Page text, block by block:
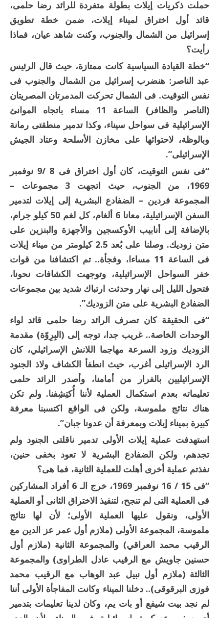
حملت ذكريات إيلات بطولة متفردة للرائد رضا حلمى،
قائد أول اختراق لميناء إيلات، ضمن خطة تطويق
إسرائيل من الشمال والجنوب، وكنت شاهد عيان، فماذا
رأيت؟
“خطة القيادة السياسية كانت ممتازة، حيث قال الرئيس
عبد الناصر: هنضرب إسرائيل من الشمال والجنوب فى
نفس التوقيت. فى الشمال تحركت المدمرتان المصريتان
(الناصر والظافر) الساعة 11 مساء باتجاه الموانئ
الإسرائيلية فى سواحل سيناء، وكذا تدمير منطقتى رمانة
وبالوظة، لاحتوائها على مخازن الأسلحة وعتاد الجيش
الإسرائيلى”.
“فى نفس التوقيت، كان أول اختراق فى 8 /9 نوفمبر
1969، من الجنوب، حيث اتجهت 3 مجموعات –
المجموعة فردين – الضفادع البشرية إلى إيلات لتدمير
السفن الإسرائيلية، معانا 6 ألغام، كل لغم 50 كيلو جرام،
بالإضافة إلى أنابيب الأوكسجين والأجهزة والبنزين على
متن زوديك. وصلنا على بُعد 2.5 كيلومتر من ميناء إيلات
فى الساعة 11 مساءا، وفجأة.. تم اكتشافنا من قوات
خفر السواحل الإسرائيلية، وتوجهت الكشافات نحونا،
فتحول الليل إلى نهار وحدثت ارتباك شديد بين مجموعات
الضفادع البشرية على متن الزوديك”.
“فى الحقيقة كان تصرف الرائد رضا حلمى قائد لواء
الوحدات الخاصة.. غريب جدا، توجه إلى (البِرِوّة) مقدمة
الزوديك وزود السرعة مهاجما اللانش الإسرائيلي، كان
الرد الإسرائيلى أغرب، حيث انطفأ الكشاف ولاذ الجنود
الإسرائيليين بالفرار من أمامنا، وأصدر الرائد حلمى
تعليماته بعدم استكمال العملية لأننا أُكتِشِفنا. ولم تكن
هناك نتائج ملموسة، ولكن فى الواقع اكتسبنا معرفة
كبيرة بميناء إيلات وبمعرفة أن عدونا جبان”.
استهدفت عملية إيلات الأولى تدمير ناقلتى الجنود ولم
تجدهم، ولكن الضفادع البشرية لا تعود بخفى حنين،
نفذتم عملية أخرى أهلت للعملية الثانية، فما هى؟
“فى 15 / 16 نوفمبر 1969، خرج الـ 6 أفراد المشاركين
فى العملية التى لم تنجح، لتنفيذ الاختراق الثانى أو العملية
الأولى، ونقول عليها العملية الأولى؛ لأن لها نتائج
ملموسة، المجموعة الأولى (ملازم أول عمر عز الدين مع
الرقيب محمد العراقي) والمجموعة الثانية (ملازم أول
حسنين جاويش مع الرقيب عادل الطراوى) والمجموعة
الثالثة (ملازم أول نبيل عبد الوهاب مع الرقيب محمد
فوزى البرقوقى).. دخلنا الميناء وكانت المفاجأة الأولى أننا
لم نجد بيت شيفع أو بات يم، وكان لدينا تعليمات بتدمير